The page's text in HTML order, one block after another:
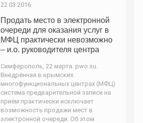
22.03.2016
Продать место в электронной
очереди для оказания услуг в
МФЦ практически невозможно
– и.о. руководителя центра
Симферополь, 22 марта. pwo.su.
Внедрённая в крымских
многофункциональных центрах (МФЦ)
система предварительной записи на
приём практически исключает
возможность продажи мест в
электронной очереди. Об этом